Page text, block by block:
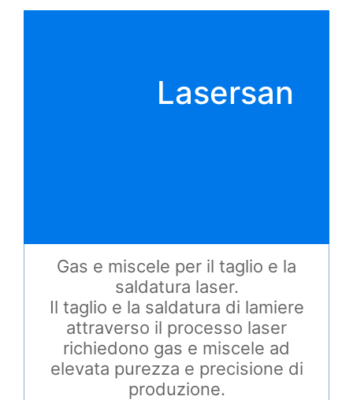
Lasersan
Gas e miscele per il taglio e la
saldatura laser.
Il taglio e la saldatura di lamiere
attraverso il processo laser
richiedono gas e miscele ad
elevata purezza e precisione di
produzione.